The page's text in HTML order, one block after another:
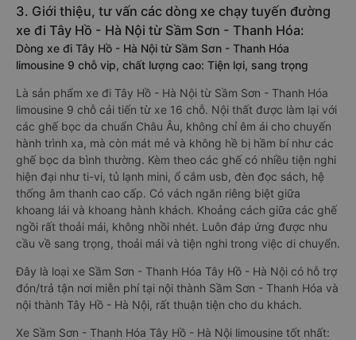
3. Giới thiệu, tư vấn các dòng xe chạy tuyến đường
xe đi Tây Hồ - Hà Nội từ Sầm Sơn - Thanh Hóa:
Dòng xe đi Tây Hồ - Hà Nội từ Sầm Sơn - Thanh Hóa
limousine 9 chỗ vip, chất lượng cao: Tiện lợi, sang trọng
Là sản phẩm xe đi Tây Hồ - Hà Nội từ Sầm Sơn - Thanh Hóa
limousine 9 chỗ cải tiến từ xe 16 chỗ. Nội thất được làm lại với
các ghế bọc da chuẩn Châu Âu, không chỉ êm ái cho chuyến
hành trình xa, mà còn mát mẻ và không hề bị hầm bí như các
ghế bọc da bình thường. Kèm theo các ghế có nhiều tiện nghi
hiện đại như ti-vi, tủ lạnh mini, ổ cắm usb, đèn đọc sách, hệ
thống âm thanh cao cấp. Có vách ngăn riêng biệt giữa
khoang lái và khoang hành khách. Khoảng cách giữa các ghế
ngồi rất thoải mái, không nhồi nhét. Luôn đáp ứng được nhu
cầu về sang trọng, thoải mái và tiện nghi trong việc di chuyển.
Đây là loại xe Sầm Sơn - Thanh Hóa Tây Hồ - Hà Nội có hỗ trợ
đón/trả tận nơi miễn phí tại nội thành Sầm Sơn - Thanh Hóa và
nội thành Tây Hồ - Hà Nội, rất thuận tiện cho du khách.
Xe Sầm Sơn - Thanh Hóa Tây Hồ - Hà Nội limousine tốt nhất: